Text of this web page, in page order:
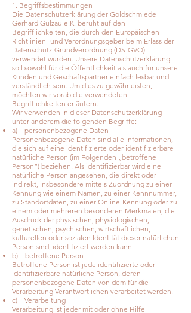
1. Begriffsbestimmungen
Die Datenschutzerklärung der Goldschmiede
Gerhard Gülzau e.K. beruht auf den
Begrifflichkeiten, die durch den Europäischen
Richtlinien- und Verordnungsgeber beim Erlass der
Datenschutz-Grundverordnung (DS-GVO)
verwendet wurden. Unsere Datenschutzerklärung
soll sowohl für die Öffentlichkeit als auch für unsere
Kunden und Geschäftspartner einfach lesbar und
verständlich sein. Um dies zu gewährleisten,
möchten wir vorab die verwendeten
Begrifflichkeiten erläutern.
Wir verwenden in dieser Datenschutzerklärung
unter anderem die folgenden Begriffe:
a) personenbezogene Daten
Personenbezogene Daten sind alle Informationen,
die sich auf eine identifizierte oder identifizierbare
natürliche Person (im Folgenden „betroffene
Person“) beziehen. Als identifizierbar wird eine
natürliche Person angesehen, die direkt oder
indirekt, insbesondere mittels Zuordnung zu einer
Kennung wie einem Namen, zu einer Kennnummer,
zu Standortdaten, zu einer Online-Kennung oder zu
einem oder mehreren besonderen Merkmalen, die
Ausdruck der physischen, physiologischen,
genetischen, psychischen, wirtschaftlichen,
kulturellen oder sozialen Identität dieser natürlichen
Person sind, identifiziert werden kann.
b) betroffene Person
Betroffene Person ist jede identifizierte oder
identifizierbare natürliche Person, deren
personenbezogene Daten von dem für die
Verarbeitung Verantwortlichen verarbeitet werden.
c) Verarbeitung
Verarbeitung ist jeder mit oder ohne Hilfe